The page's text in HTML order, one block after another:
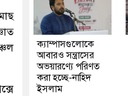
ক্যাম্পাসগুলোকে
আবারও সন্ত্রাসের
অভয়ারণ্যে পরিণত
করা হচ্ছে-নাহিদ
ইসলাম